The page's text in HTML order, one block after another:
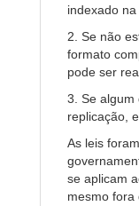
indexado
2. Se não
formato
pode ser
3. Se algum
replicação,
As leis
se aplicam
mesmo fora